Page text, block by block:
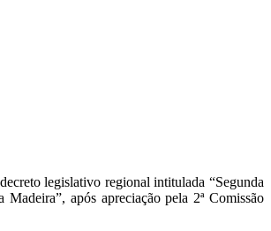
legislativo regional intitulada “Segunda
após apreciação pela 2ª Comissão